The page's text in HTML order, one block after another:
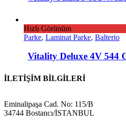
Hızlı Görünüm
Parke, Laminat Parke, Balterio
Vitality Deluxe 4V 544
İLETİŞİM BİLGİLERİ
Eminalipaşa Cad. No: 115/B
34744 Bostancı/İSTANBUL